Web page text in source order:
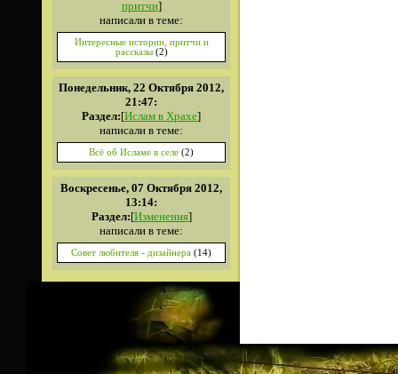
притчи]
написали в теме:
Интересные истории, притчи и
рассказы (2)
Понедельник, 22 Октября 2012,
21:47:
Раздел:[Ислам в Храхе]
написали в теме:
Всё об Исламе в селе (2)
Воскресенье, 07 Октября 2012,
13:14:
Раздел:[Изменения]
написали в теме:
Совет любителя - дизайнера (14)